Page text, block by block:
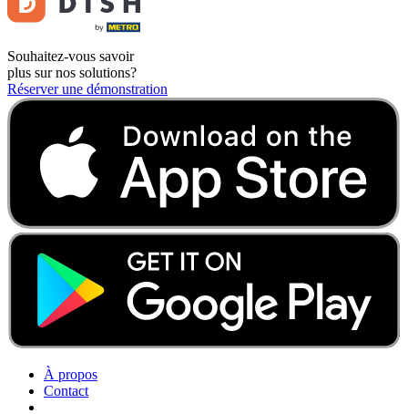
Souhaitez-vous savoir
plus sur nos solutions?
Réserver une démonstration
À propos
Contact